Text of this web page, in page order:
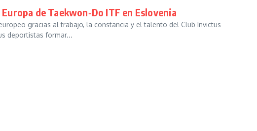
de Taekwon‑Do ITF en Eslovenia
gracias al trabajo, la constancia y el talento del Club Invictus
deportistas formar...